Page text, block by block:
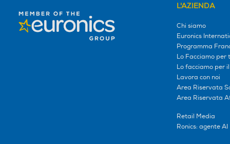
L'AZIENDA
Chi siamo
Euronics
Programma
Lo Facciamo per
Lo facciamo per
Lavora con noi
Area Riservata
Area Riservata
Retail Media
Ronics: agente AI